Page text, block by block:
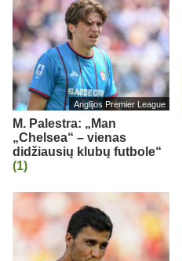
Anglijos Premier League
M. Palestra: „Man
„Chelsea“ – vienas
didžiausių klubų futbole“
(1)